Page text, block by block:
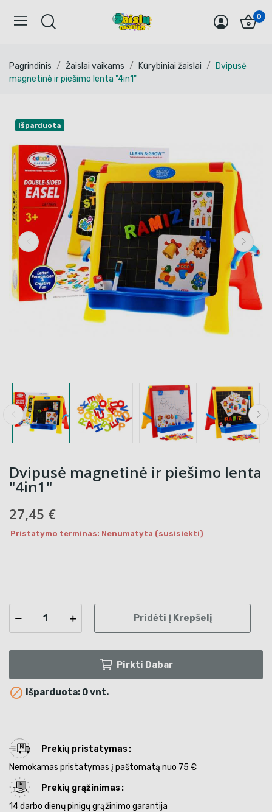
0
Pagrindinis Žaislai vaikams Kūrybiniai žaislai
Dvipusė
magnetinė ir piešimo lenta "4in1"
Išparduota
Dvipusė magnetinė ir piešimo lenta
"4in1"
27,45 €
Pristatymo terminas: Nenumatyta (susisiekti)
Pridėti Į Krepšelį
Pirkti Dabar
 Išparduota: 0 vnt.
Prekių pristatymas
Nemokamas pristatymas į paštomatą nuo 75 €
Prekių grąžinimas
14 darbo dienų pinigų grąžinimo garantija